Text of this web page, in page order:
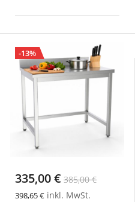
-13%
335,00 € 385,00 €
398,65 € inkl. MwSt.